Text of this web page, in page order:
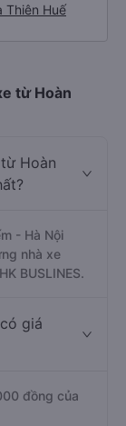
Thiên Huế
từ Hoàn
Hoàn
- Hà Nội
nhà xe
BUSLINES.
giá
đồng của